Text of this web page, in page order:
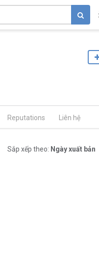
Reputations Liên hệ
Sắp xếp theo: Ngày xuất bản